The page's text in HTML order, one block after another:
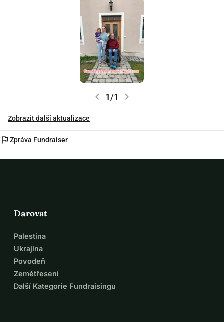
chevron_left 1/1 chevron_right
Zobrazit další aktualizace
flagZpráva Fundraiser
Darovat
Palestina
Ukrajina
Povodeň
Zemětřesení
Další Kategorie Fundraisingu